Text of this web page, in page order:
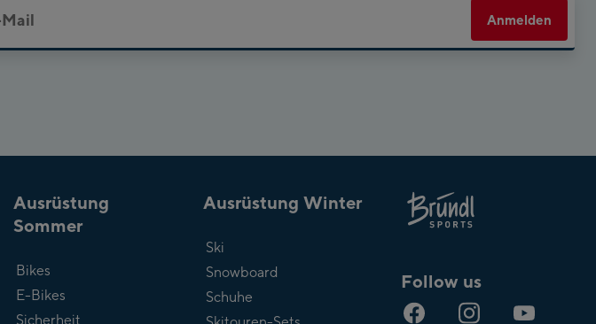
Anmelden
Ausrüstung
Sommer
Bikes
E-Bikes
Sicherheit
Ausrüstung Winter
Ski
Snowboard
Schuhe
Follow us